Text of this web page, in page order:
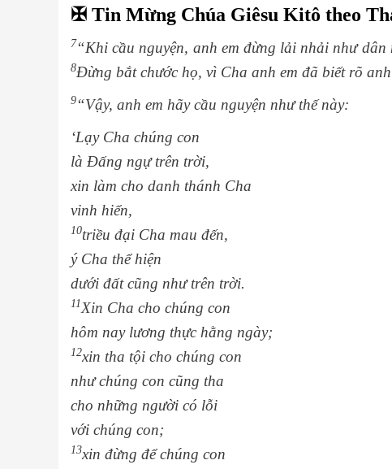
✠ Tin Mừng Chúa Giêsu Kitô theo
7“Khi cầu nguyện, anh em đừng lải nhải như
8Đừng bắt chước họ, vì Cha anh em đã biết rõ
9“Vậy, anh em hãy cầu nguyện như thế này:
‘Lạy Cha chúng con
là Đấng ngự trên trời,
xin làm cho danh thánh Cha
vinh hiển,
10triều đại Cha mau đến,
ý Cha thể hiện
dưới đất cũng như trên trời.
11Xin Cha cho chúng con
hôm nay lương thực hằng ngày;
12xin tha tội cho chúng con
như chúng con cũng tha
cho những người có lỗi
với chúng con;
13xin đừng để chúng con